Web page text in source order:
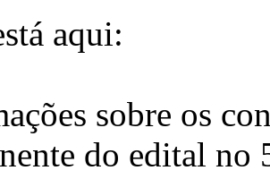
aqui:
sobre os
do edital no